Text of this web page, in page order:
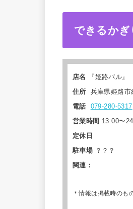
できるかぎ
店名
『姫路バル』
住所 兵庫県姫路市
電話
079-280-5317
営業時間 13:00〜
定休日
駐車場 ？？？
関連：
＊情報は掲載時のも